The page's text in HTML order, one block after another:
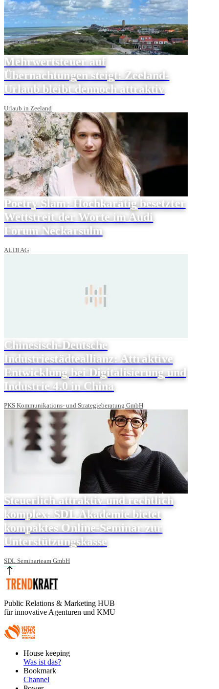
Mehrwertsteuer auf
Übernachtungen steigt: Zeeland-
Urlaub bleibt dennoch attraktiv
Urlaub in Zeeland
Poetry Slam: Hochkarätig besetzter
Wettstreit der Worte im Audi
Forum Neckarsulm
AUDI AG
Chinesisch-Deutsche
Industriestädteallianz: Attraktive
Entwicklung bei Digitalisierung und
Industrie 4.0 in China
PKS Kommunikations- und Strategieberatung GmbH
Steuerlich attraktiv und rechtlich
komplex: SDL Akademie bietet
kompaktes Online-Seminar zur
Unterstützungskasse
SDL Seminarteam GmbH
Public Relations & Marketing HUB
für innovative Agenturen und KMU
FooterHouse keeping
Was ist das?
Bookmark
Channel